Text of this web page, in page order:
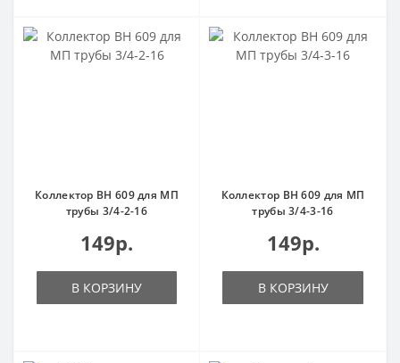
Коллектор ВН 609 для МП
трубы 3/4-2-16
149р.
В КОРЗИНУ
Коллектор ВН 609 для МП
трубы 3/4-3-16
149р.
В КОРЗИНУ